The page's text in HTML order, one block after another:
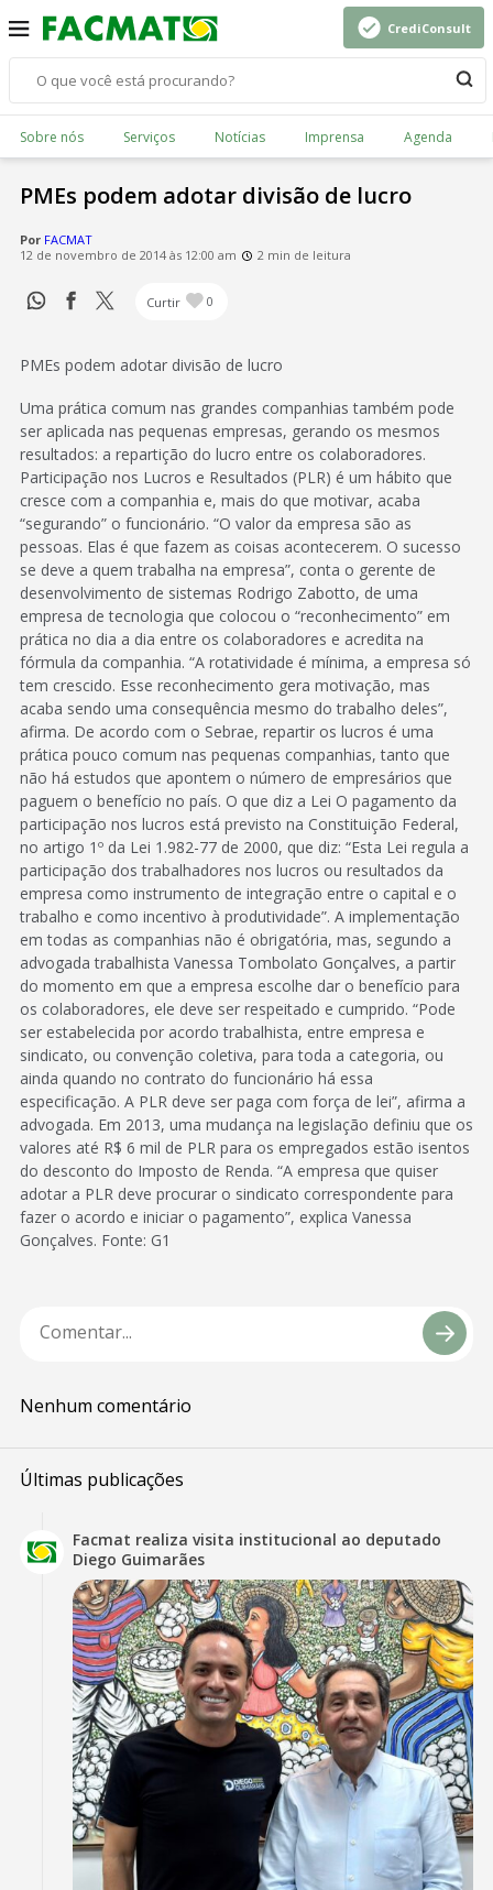
CrediConsult
Sobre nós Serviços Notícias Imprensa Agenda
PMEs podem adotar divisão de lucro
Por FACMAT
12 de novembro de 2014 às 12:00 am
2 min de leitura
Curtir 0
PMEs podem adotar divisão de lucro
Uma prática comum nas grandes companhias também pode
ser aplicada nas pequenas empresas, gerando os mesmos
resultados: a repartição do lucro entre os colaboradores.
Participação nos Lucros e Resultados (PLR) é um hábito que
cresce com a companhia e, mais do que motivar, acaba
“segurando” o funcionário. “O valor da empresa são as
pessoas. Elas é que fazem as coisas acontecerem. O sucesso
se deve a quem trabalha na empresa”, conta o gerente de
desenvolvimento de sistemas Rodrigo Zabotto, de uma
empresa de tecnologia que colocou o “reconhecimento” em
prática no dia a dia entre os colaboradores e acredita na
fórmula da companhia. “A rotatividade é mínima, a empresa só
tem crescido. Esse reconhecimento gera motivação, mas
acaba sendo uma consequência mesmo do trabalho deles”,
afirma. De acordo com o Sebrae, repartir os lucros é uma
prática pouco comum nas pequenas companhias, tanto que
não há estudos que apontem o número de empresários que
paguem o benefício no país. O que diz a Lei O pagamento da
participação nos lucros está previsto na Constituição Federal,
no artigo 1º da Lei 1.982-77 de 2000, que diz: “Esta Lei regula a
participação dos trabalhadores nos lucros ou resultados da
empresa como instrumento de integração entre o capital e o
trabalho e como incentivo à produtividade”. A implementação
em todas as companhias não é obrigatória, mas, segundo a
advogada trabalhista Vanessa Tombolato Gonçalves, a partir
do momento em que a empresa escolhe dar o benefício para
os colaboradores, ele deve ser respeitado e cumprido. “Pode
ser estabelecida por acordo trabalhista, entre empresa e
sindicato, ou convenção coletiva, para toda a categoria, ou
ainda quando no contrato do funcionário há essa
especificação. A PLR deve ser paga com força de lei”, afirma a
advogada. Em 2013, uma mudança na legislação definiu que os
valores até R$ 6 mil de PLR para os empregados estão isentos
do desconto do Imposto de Renda. “A empresa que quiser
adotar a PLR deve procurar o sindicato correspondente para
fazer o acordo e iniciar o pagamento”, explica Vanessa
Gonçalves. Fonte: G1
Nenhum comentário
Últimas publicações
Facmat realiza visita institucional ao deputado
Diego Guimarães